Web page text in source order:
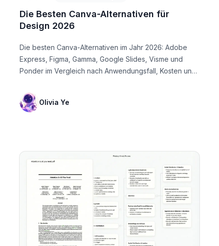
Die Besten Canva-Alternativen für
Design 2026
Die besten Canva-Alternativen im Jahr 2026: Adobe
Express, Figma, Gamma, Google Slides, Visme und
Ponder im Vergleich nach Anwendungsfall, Kosten und
Olivia Ye